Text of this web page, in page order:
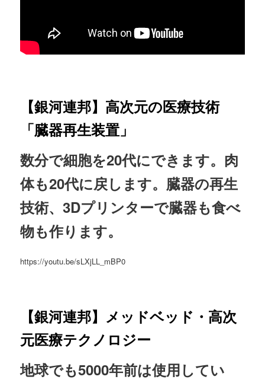
【銀河連邦】高次元の医療技術
「臓器再生装置」
数分で細胞を20代にできます。肉
体も20代に戻します。臓器の再生
技術、3Dプリンターで臓器も食べ
物も作ります。
https://youtu.be/sLXjLL_mBP0
【銀河連邦】メッドベッド・高次
元医療テクノロジー
地球でも5000年前は使用してい